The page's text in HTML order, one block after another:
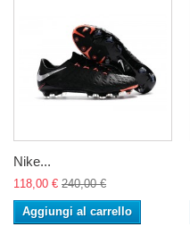
Nike...
118,00 € 240,00 €
Aggiungi al carrello